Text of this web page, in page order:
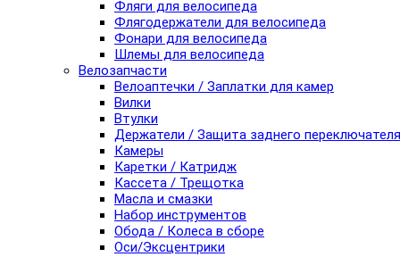
Фляги для велосипеда
Флягодержатели для велосипеда
Фонари для велосипеда
Шлемы для велосипеда
Велозапчасти
Велоаптечки / Заплатки для камер
Вилки
Втулки
Держатели / Защита заднего переключателя
Камеры
Каретки / Катридж
Кассета / Трещотка
Масла и смазки
Набор инструментов
Обода / Колеса в сборе
Оси/Эксцентрики